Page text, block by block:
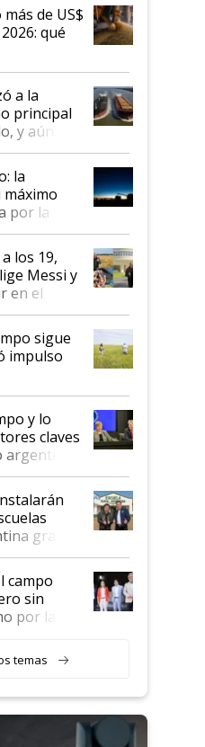
de US$
qué
a la
principal
y aún así
de cada
el
la
máximo
por la
los 19,
Messi y
en el
"darle
libertario
salió
sigue
impulso
y lo
claves
gracias
campo
sin
por las
temas